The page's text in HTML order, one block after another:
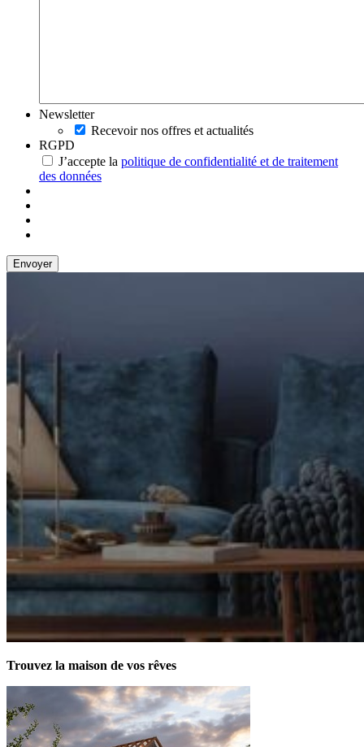
Newsletter
Recevoir nos offres et actualités
RGPD
J’accepte la politique de confidentialité et de traitement
des données
Trouvez la maison de vos rêves